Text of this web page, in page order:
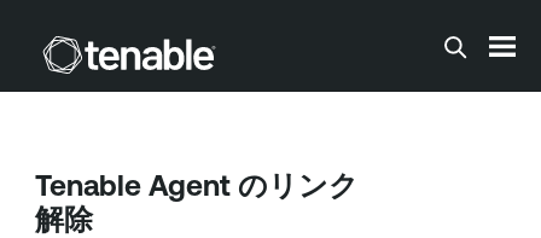
メインコンテンツに移動する
Tenable Agentのリンク
解除